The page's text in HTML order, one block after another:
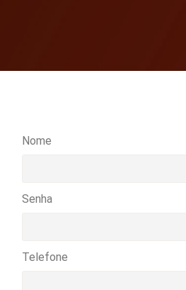
Nome
Senha
Telefone